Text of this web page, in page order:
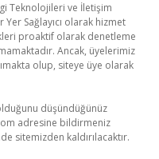
Teknolojileri ve İletişim
Sağlayıcı olarak hizmet
proaktif olarak denetleme
Ancak, üyelerimiz
olup, siteye üye olarak
düşündüğünüz
adresine bildirmeniz
sitemizden kaldırılacaktır.